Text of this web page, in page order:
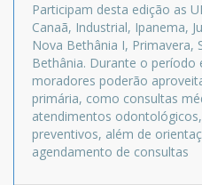
Participam desta edição as
Canaã, Industrial, Ipanema,
Nova Bethânia I, Primavera,
Bethânia. Durante o
moradores poderão
primária, como consultas
atendimentos
preventivos, além de
agendamento de consultas